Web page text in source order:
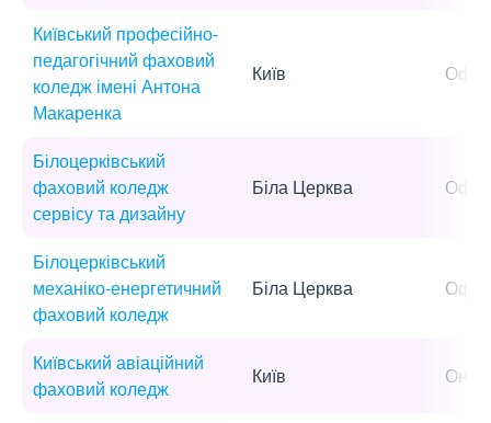
Київський професійно-
педагогічний фаховий
коледж імені Антона
Макаренка
Київ
Білоцерківський
фаховий коледж
сервісу та дизайну
Біла Церква
Білоцерківський
механіко-енергетичний
фаховий коледж
Біла Церква
Київський авіаційний
фаховий коледж
Київ